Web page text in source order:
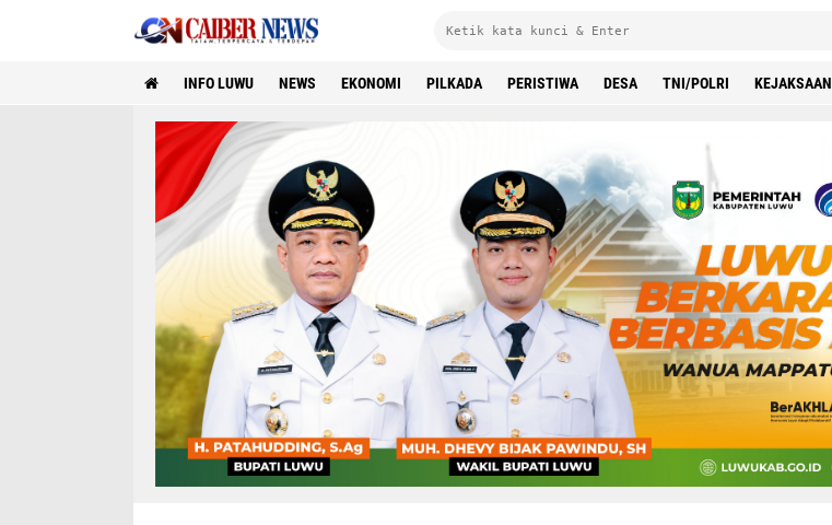
INFO LUWU NEWS EKONOMI PILKADA PERISTIWA DESA TNI/POLRI KEJAKSAAN